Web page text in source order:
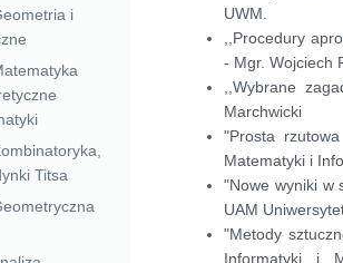
i
Titsa
UWM.
,,Procedury
- Mgr. Wojciech
,,Wybrane
Marchwicki
"Prosta
Matematyki i
"Nowe wyniki w
UAM
"Metody
Informatyki i